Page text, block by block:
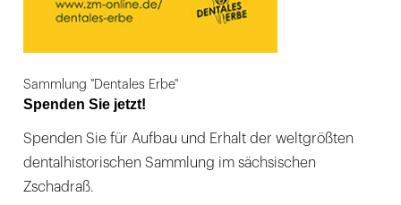
Sammlung "Dentales Erbe"
Spenden Sie jetzt!
Spenden Sie für Aufbau und Erhalt der weltgrößten
dentalhistorischen Sammlung im sächsischen
Zschadraß.